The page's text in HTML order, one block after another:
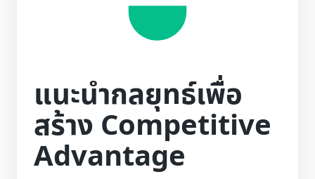
แนะนำกลยุทธ์เพื่อ
สร้าง Competitive
Advantage